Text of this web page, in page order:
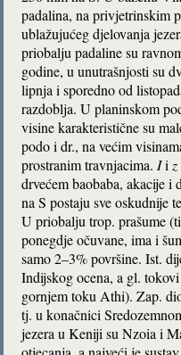
padalina, na privjetrinskim
ublažujućeg djelovanja
priobalju padaline su
godine, u unutrašnjosti su
lipnja i sporedno od
razdoblja. U planinskom
visine karakteristične su
podo i dr., na većim
prostranim travnjacima. Ii z
drvećem baobaba, akacije i
na S postaju sve oskudnije
U priobalju trop. prašume
ponegdje očuvane, ima i
samo 2–3% površine. Ist.
Indijskog ocena, a gl.
gornjem toku Athi). Zap.
tj. u konačnici
jezera u Keniji su Nzoia i